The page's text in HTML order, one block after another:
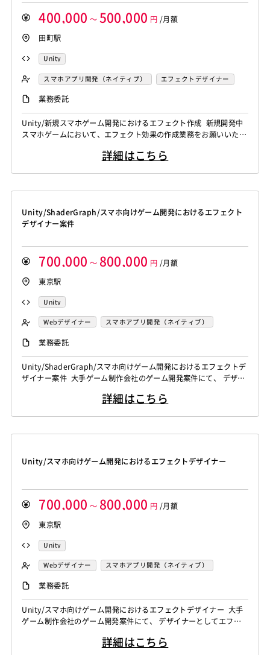
400,000 ～ 500,000 円 /月額
田町駅
Unity
スマホアプリ開発（ネイティブ） エフェクトデザイナー
業務委託
Unity/新規スマホゲーム開発におけるエフェクト作成 新規開発中
スマホゲームにおいて、エフェクト効果の作成業務をお願いいたし
わせて業務をお任せする想定です。 [関連ワード]フリーランス、
詳細はこちら
Unity/ShaderGraph/スマホ向けゲーム開発におけるエフェクト
デザイナー案件
700,000 ～ 800,000 円 /月額
東京駅
Unity
Webデザイナー
スマホアプリ開発（ネイティブ）
エフェクトデザイナー
業務委託
Unity/ShaderGraph/スマホ向けゲーム開発におけるエフェクトデ
ザイナー案件 大手ゲーム制作会社のゲーム開発案件にて、 デザイ
す。 ・エフェクトの定義 ・エフェクト構成要素の設計 ・使用タイ
詳細はこちら
Unity/スマホ向けゲーム開発におけるエフェクトデザイナー
700,000 ～ 800,000 円 /月額
東京駅
Unity
Webデザイナー
スマホアプリ開発（ネイティブ）
エフェクトデザイナー
業務委託
Unity/スマホ向けゲーム開発におけるエフェクトデザイナー 大手
ゲーム制作会社のゲーム開発案件にて、 デザイナーとしてエフェ
の定義 ・エフェクト構成要素の設計 ・使用タイミング / 発生条件
詳細はこちら